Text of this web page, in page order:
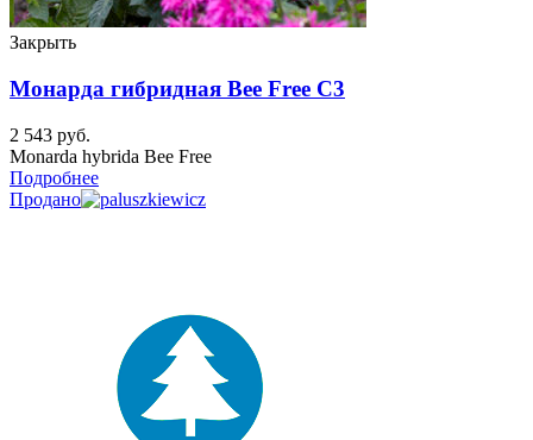
Закрыть
Монарда гибридная Bee Free C3
2 543 руб.
Monarda hybrida Bee Free
Подробнее
Продано